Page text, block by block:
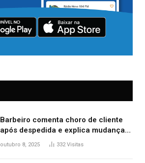
Barbeiro comenta choro de cliente
após despedida e explica mudança
para o TO: ‘Não esperava atingir
outubro 8, 2025 332Visitas